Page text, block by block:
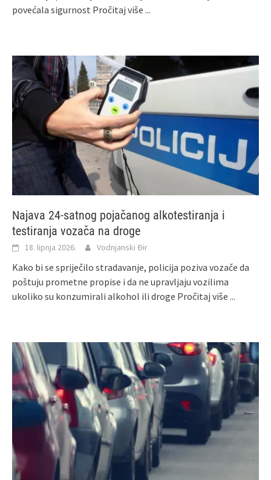
povećala sigurnost Pročitaj više ...
Najava 24-satnog pojačanog alkotestiranja i
testiranja vozača na droge
18. lipnja 2026. Vodnjanski Đir
Kako bi se spriječilo stradavanje, policija poziva vozače da
poštuju prometne propise i da ne upravljaju vozilima
ukoliko su konzumirali alkohol ili droge Pročitaj više ...